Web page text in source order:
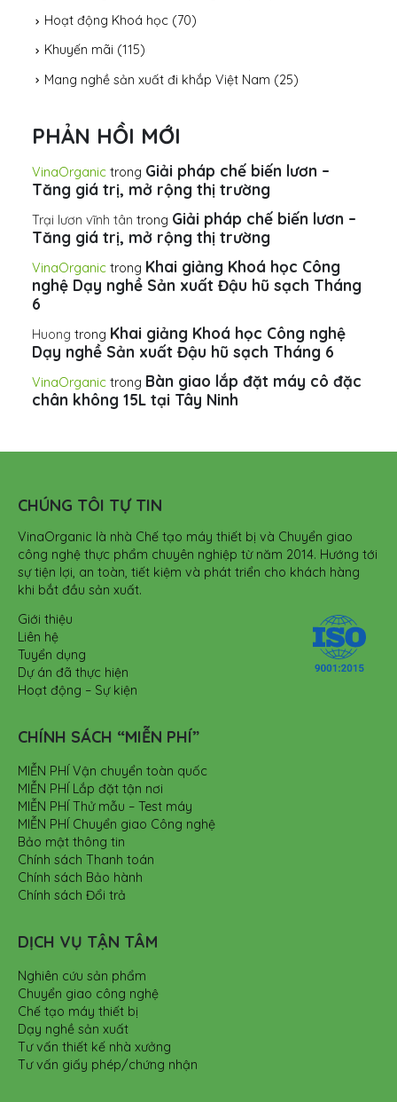
Hoạt động Khoá học (70)
Khuyến mãi (115)
Mang nghề sản xuất đi khắp Việt Nam (25)
PHẢN HỒI MỚI
VinaOrganic trong Giải pháp chế biến lươn –
Tăng giá trị, mở rộng thị trường
Trại lươn vĩnh tân trong Giải pháp chế biến lươn –
Tăng giá trị, mở rộng thị trường
VinaOrganic trong Khai giảng Khoá học Công
nghệ Dạy nghề Sản xuất Đậu hũ sạch Tháng
6
Huong trong Khai giảng Khoá học Công nghệ
Dạy nghề Sản xuất Đậu hũ sạch Tháng 6
VinaOrganic trong Bàn giao lắp đặt máy cô đặc
chân không 15L tại Tây Ninh
CHÚNG TÔI TỰ TIN
VinaOrganic là nhà Chế tạo máy thiết bị và Chuyển giao
công nghệ thực phẩm chuyên nghiệp từ năm 2014. Hướng tới
sự tiện lợi, an toàn, tiết kiệm và phát triển cho khách hàng
khi bắt đầu sản xuất.
Giới thiệu
Liên hệ
Tuyển dụng
Dự án đã thực hiện
Hoạt động – Sự kiện
CHÍNH SÁCH “MIỄN PHÍ”
MIỄN PHÍ Vận chuyển toàn quốc
MIỄN PHÍ Lắp đặt tận nơi
MIỄN PHÍ Thử mẫu – Test máy
MIỄN PHÍ Chuyển giao Công nghệ
Bảo mật thông tin
Chính sách Thanh toán
Chính sách Bảo hành
Chính sách Đổi trả
DỊCH VỤ TẬN TÂM
Nghiên cứu sản phẩm
Chuyển giao công nghệ
Chế tạo máy thiết bị
Dạy nghề sản xuất
Tư vấn thiết kế nhà xưởng
Tư vấn giấy phép/chứng nhận